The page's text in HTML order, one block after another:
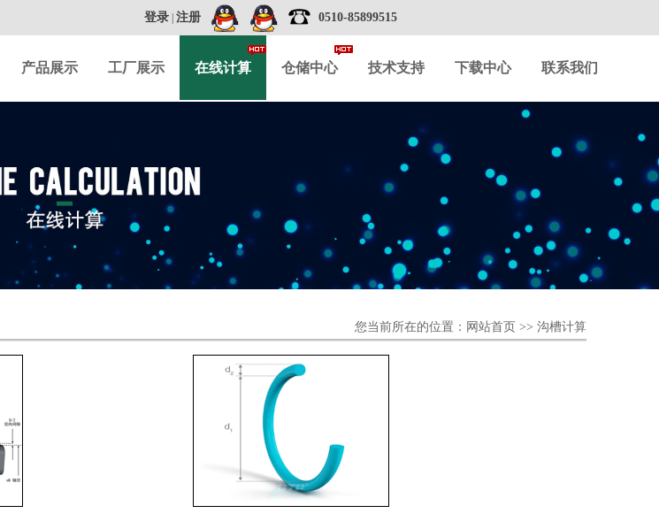
登录 注册 0510-85899515
产品展示 工厂展示 在线计算 仓储中心 技术支持 下载中心 联系我们
您当前所在的位置： 网站首页 >> 沟槽计算